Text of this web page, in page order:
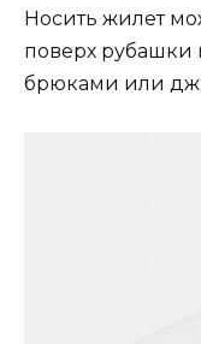
Носить жилет
поверх
брюками или